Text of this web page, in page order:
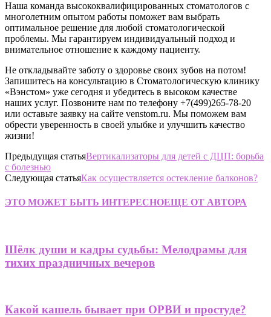
Наша команда высококвалифицированных стоматологов с
многолетним опытом работы поможет вам выбрать
оптимальное решение для любой стоматологической
проблемы. Мы гарантируем индивидуальный подход и
внимательное отношение к каждому пациенту.
Не откладывайте заботу о здоровье своих зубов на потом!
Запишитесь на консультацию в Стоматологическую клинику
«Вэнстом» уже сегодня и убедитесь в высоком качестве
наших услуг. Позвоните нам по телефону +7(499)265-78-20
или оставьте заявку на сайте venstom.ru. Мы поможем вам
обрести уверенность в своей улыбке и улучшить качество
жизни!
Предыдущая статьяВертикализаторы для детей с ДЦП: борьба
с болезнью
Следующая статьяКак осуществляется остекление балконов?
ЭТО МОЖЕТ БЫТЬ ИНТЕРЕСНОЕЩЕ ОТ АВТОРА
Шёлк души и кадры судьбы: Мелодрамы для
тихих праздничных вечеров
Какой кашель бывает при ОРВИ и простуде?